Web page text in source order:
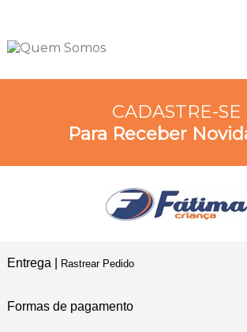
CADASTRE-SE
Para Receber
Entrega | Rastrear Pedido
Formas de pagamento